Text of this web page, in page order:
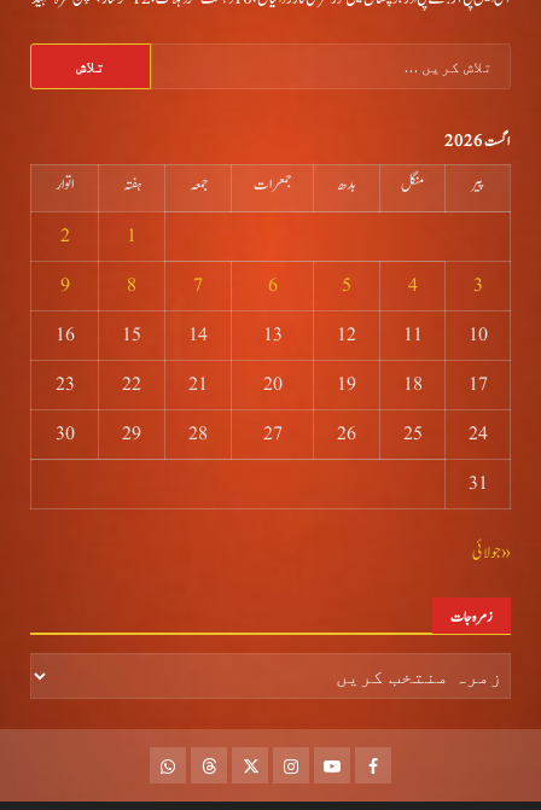
کریں
اگست 2026
پیر منگل بدھ جمعرات جمعہ ہفتہ
اتوار
1
2
3
4
5
6
7
8
9
10
11
12
13
14
15
16
17
18
19
20
21
22
23
24
25
26
27
28
29
30
31
« جولائی
زمرہ جات
جات
Facebook
Youtube
Instagram
Twitter
Threads
whatsapp